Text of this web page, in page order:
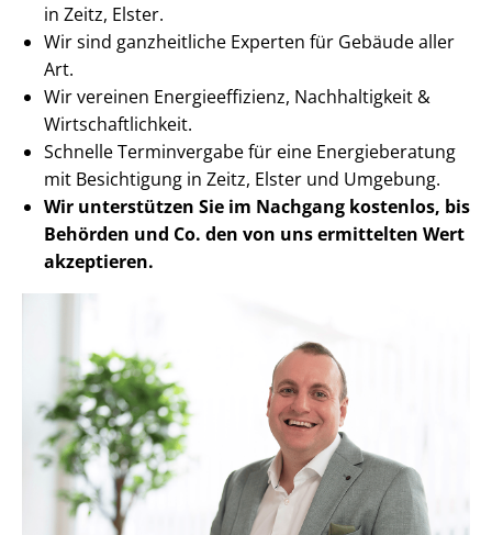
in Zeitz, Elster.
Wir sind ganzheitliche Experten für Gebäude aller
Art.
Wir vereinen En­er­gie­ef­fi­zi­enz, Nachhaltigkeit &
Wirt­schaft­lich­keit.
Schnelle Terminvergabe für eine Energieberatung
mit Besichtigung in Zeitz, Elster und Umgebung.
Wir unterstützen Sie im Nachgang kostenlos, bis
Behörden und Co. den von uns ermittelten Wert
akzeptieren.